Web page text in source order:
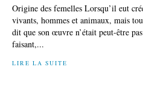
Origine des femelles Lorsqu’il eut
vivants, hommes et animaux, mais
dit que son œuvre n’était peut-être
faisant,...
LIRE LA SUITE